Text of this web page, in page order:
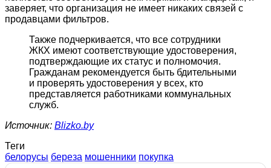
заверяет, что организация не имеет никаких связей с
продавцами фильтров.
Также подчеркивается, что все сотрудники
ЖКХ имеют соответствующие удостоверения,
подтверждающие их статус и полномочия.
Гражданам рекомендуется быть бдительными
и проверять удостоверения у всех, кто
представляется работниками коммунальных
служб.
Источник: Blizko.by
Теги
белорусы береза мошенники покупка